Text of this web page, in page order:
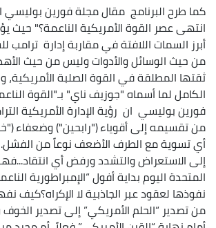
كما طرح البرنامج مقال مجلة فورين بوليسي
انتهى عصر القوة الأمريكية الناعمة؟" حيث
أبرز السمات اللافتة في مقاربة إدارة ترامب
من حيث الوسائل والأدوات وليس من حيث
ثقتها المطلقة في القوة الصلبة الأمريكية،
الكامل لما أسماه "جوزيف ناي" بـ"القوة
فورين بوليسي ان رؤية الإدارة الأمريكية
من تقسيمه إلى أقوياء ("رابحين") وضعفاء
أي تسوية مع الطرف الأضعف نوعاً من
إلى الاستعراض والتشدد ورفض أي
المتحدة اليوم بداية أفول “الإمبراطورية
نفوذها لعقود عبر الجاذبية لا الإكراه؟كيف
من تصدير “الحلم الأمريكي” إلى تصدير